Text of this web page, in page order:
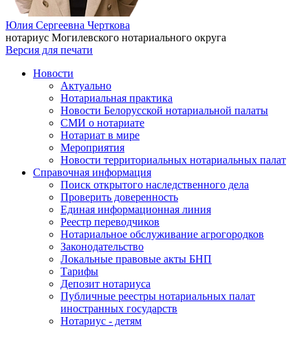
Юлия Сергеевна Черткова
нотариус Могилевского нотариального округа
Версия для печати
Новости
Актуально
Нотариальная практика
Новости Белорусской нотариальной палаты
СМИ о нотариате
Нотариат в мире
Мероприятия
Новости территориальных нотариальных палат
Справочная информация
Поиск открытого наследственного дела
Проверить доверенность
Единая информационная линия
Реестр переводчиков
Нотариальное обслуживание агрогородков
Законодательство
Локальные правовые акты БНП
Тарифы
Депозит нотариуса
Публичные реестры нотариальных палат
иностранных государств
Нотариус - детям